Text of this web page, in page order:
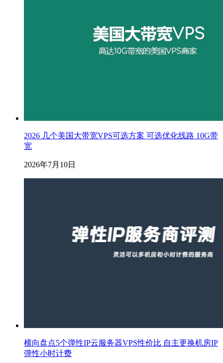
2026 几个美国大带宽VPS可选方案 可选优化线路 10G带
宽
2026年7月10日
横向盘点5个弹性IP云服务器VPS性价比 自主更换机房IP
弹性小时计费